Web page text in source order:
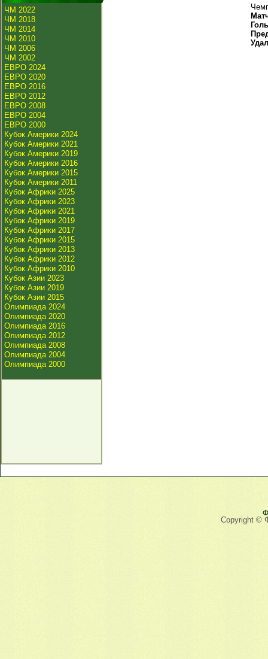
ЧМ 2022
ЧМ 2018
ЧМ 2014
ЧМ 2010
ЧМ 2006
ЧМ 2002
ЕВРО 2024
ЕВРО 2020
ЕВРО 2016
ЕВРО 2012
ЕВРО 2008
ЕВРО 2004
ЕВРО 2000
Кубок Америки 2024
Кубок Америки 2021
Кубок Америки 2019
Кубок Америки 2016
Кубок Америки 2015
Кубок Америки 2011
Кубок Африки 2025
Кубок Африки 2023
Кубок Африки 2021
Кубок Африки 2019
Кубок Африки 2017
Кубок Африки 2015
Кубок Африки 2013
Кубок Африки 2012
Кубок Африки 2010
Кубок Азии 2023
Кубок Азии 2019
Кубок Азии 2015
Олимпиада 2024
Олимпиада 2020
Олимпиада 2016
Олимпиада 2012
Олимпиада 2008
Олимпиада 2004
Олимпиада 2000
Copyright ©